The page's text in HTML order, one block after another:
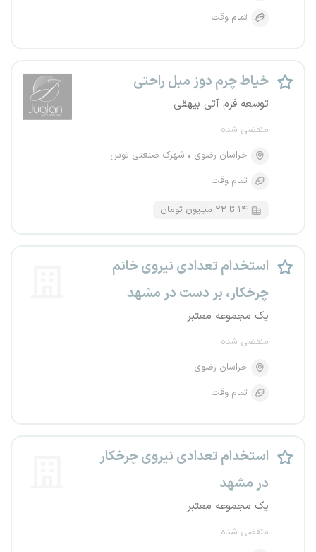
تمام وقت
خیاط چرم دوز مبل راحتی
توسعه فرم آتی بیهقی
منقضی شده
خراسان رضوی
شهرک صنعتی توس
تمام وقت
۱۴ تا ۲۲ میلیون تومان
استخدام تعدادی نیروی خانم
چرخکار، بر دست در مشهد
یک مجموعه معتبر
منقضی شده
خراسان رضوی
تمام وقت
استخدام تعدادی نیروی چرخکار
در مشهد
یک مجموعه معتبر
منقضی شده